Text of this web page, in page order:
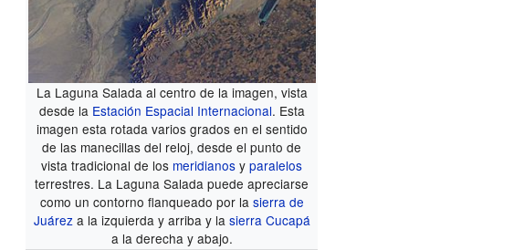
La Laguna Salada al centro de la imagen, vista
desde la Estación Espacial Internacional. Esta
imagen esta rotada varios grados en el sentido
de las manecillas del reloj, desde el punto de
vista tradicional de los meridianos yparalelos
terrestres. La Laguna Salada puede apreciarse
como un contorno flanqueado por la sierra de
Juárez a la izquierda y arriba y la sierra Cucapá
a la derecha y abajo.